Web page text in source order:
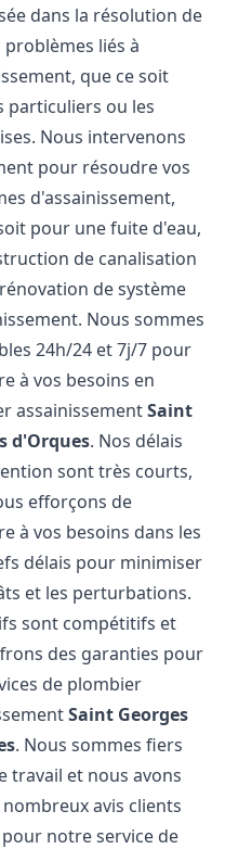
dans la résolution de
problèmes liés à
que ce soit
particuliers ou les
Nous intervenons
pour résoudre vos
d'assainissement,
pour une fuite d'eau,
de canalisation
de système
Nous sommes
24h/24 et 7j/7 pour
à vos besoins en
assainissementSaint
d'Orques. Nos délais
sont très courts,
efforçons de
à vos besoins dans les
délais pour minimiser
et les perturbations.
sont compétitifs et
des garanties pour
de plombier
Saint Georges
. Nous sommes fiers
travail et nous avons
avis clients
notre service de